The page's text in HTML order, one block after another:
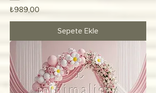
Fiyat
₺989,00
Sepete Ekle